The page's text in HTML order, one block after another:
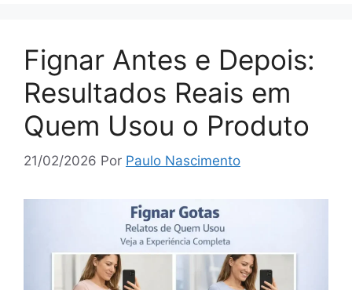
Fignar Antes e Depois:
Resultados Reais em
Quem Usou o Produto
21/02/2026 Por Paulo Nascimento